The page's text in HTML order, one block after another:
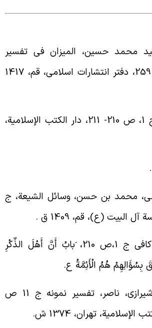
محمد حسین، المیزان فى تفسیر
القرآن، ج 12، ص 259، دفتر انتشارات اسلامى، قم، 1417
. کلینی، کافی ج 1، ص 210- 211، دار الکتب الإسلامیة،
محمد بن حسن، وسائل الشیعة، ج
. ر.ک، کلینی، کافی ج 1،ص 210، َبابُ أَنَّ أَهْلَ الذِّکْرِ
بِسُؤَالِهِمْ هُمُ الْأَئِمَّةُ ع.
. ر.ک، مکارم شیرازى، ناصر، تفسیر نمونه ج 11 ص